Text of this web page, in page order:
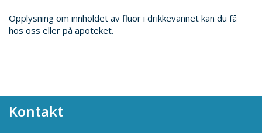
Opplysning om innholdet av fluor i drikkevannet kan du få
hos oss eller på apoteket.
Kontakt